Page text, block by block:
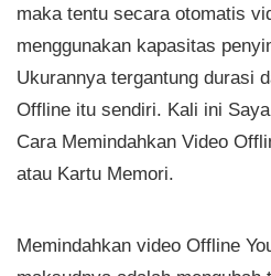
maka tentu secara otomatis
menggunakan kapasitas
Ukurannya tergantung durasi
Offline itu sendiri. Kali ini
Cara Memindahkan Video
atau Kartu Memori.
Memindahkan video Offline